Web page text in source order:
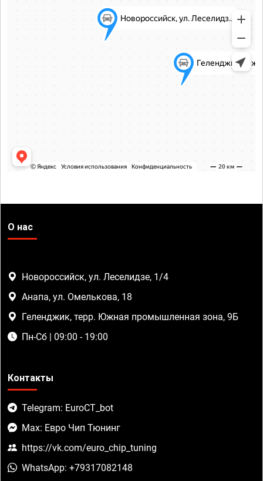
О нас
Новороссийск, ул. Леселидзе, 1/4
Анапа, ул. Омелькова, 18
Геленджик, терр. Южная промышленная зона, 9Б
Пн-Сб | 09:00 - 19:00
Контакты
Telegram: EuroCT_bot
Max: Евро Чип Тюнинг
https://vk.com/euro_chip_tuning
WhatsApp: +79317082148